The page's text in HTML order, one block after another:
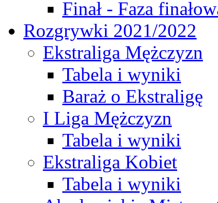
Finał - Faza
Rozgrywki 2021/2022
Ekstraliga Mężczyzn
Tabela i wyniki
Baraż o Ekstraligę
I Liga Mężczyzn
Tabela i wyniki
Ekstraliga Kobiet
Tabela i wyniki